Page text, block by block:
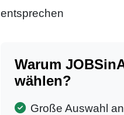
entsprechen
Warum
wählen?
Große Auswahl